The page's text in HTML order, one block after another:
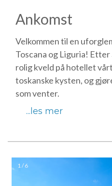
Ankomst
Velkommen til en
Toscana og Liguria!
rolig kveld på hotellet
toskanske kysten, og
som venter.
...les mer
1 / 6